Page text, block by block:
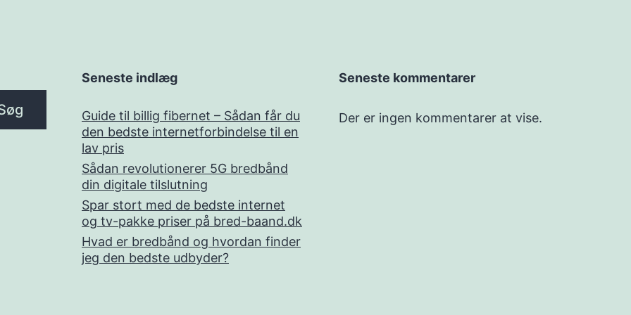
Seneste indlæg
Guide til billig fibernet – Sådan får du
den bedste internetforbindelse til en
lav pris
Sådan revolutionerer 5G bredbånd
din digitale tilslutning
Spar stort med de bedste internet
og tv-pakke priser på bred-baand.dk
Hvad er bredbånd og hvordan finder
jeg den bedste udbyder?
Seneste kommentarer
Der er ingen kommentarer at vise.